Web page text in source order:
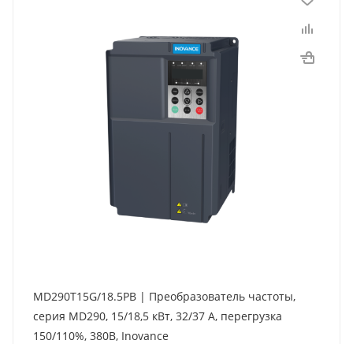
MD290T15G/18.5PB | Преобразователь частоты,
серия MD290, 15/18,5 кВт, 32/37 А, перегрузка
150/110%, 380B, Inovance